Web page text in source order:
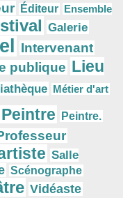
Éditeur Ensemble
Galerie
Intervenant
publique Lieu
Métier d'art
Peintre Peintre.
Salle
Scénographe
Vidéaste